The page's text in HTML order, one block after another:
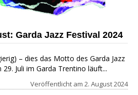
Garda Jazz Festival 2024
– dies das Motto des Garda Jazz
Juli im Garda Trentino läuft...
Veröffentlicht am 2. August 2024